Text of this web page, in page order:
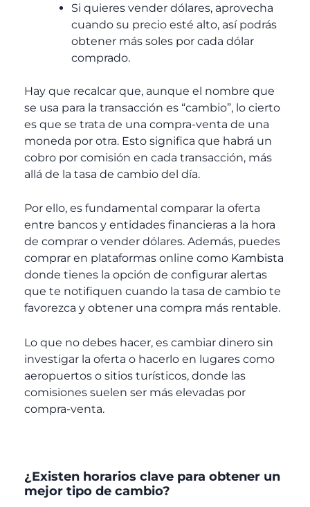
Si quieres vender dólares, aprovecha
cuando su precio esté alto, así podrás
obtener más soles por cada dólar
comprado.
Hay que recalcar que, aunque el nombre que
se usa para la transacción es “cambio”, lo cierto
es que se trata de una compra-venta de una
moneda por otra. Esto significa que habrá un
cobro por comisión en cada transacción, más
allá de la tasa de cambio del día.
Por ello, es fundamental comparar la oferta
entre bancos y entidades financieras a la hora
de comprar o vender dólares. Además, puedes
comprar en plataformas online como Kambista
donde tienes la opción de configurar alertas
que te notifiquen cuando la tasa de cambio te
favorezca y obtener una compra más rentable.
Lo que no debes hacer, es cambiar dinero sin
investigar la oferta o hacerlo en lugares como
aeropuertos o sitios turísticos, donde las
comisiones suelen ser más elevadas por
compra-venta.
¿Existen horarios clave para obtener un
mejor tipo de cambio?